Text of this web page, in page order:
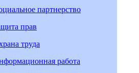
партнерство
прав
труда
работа